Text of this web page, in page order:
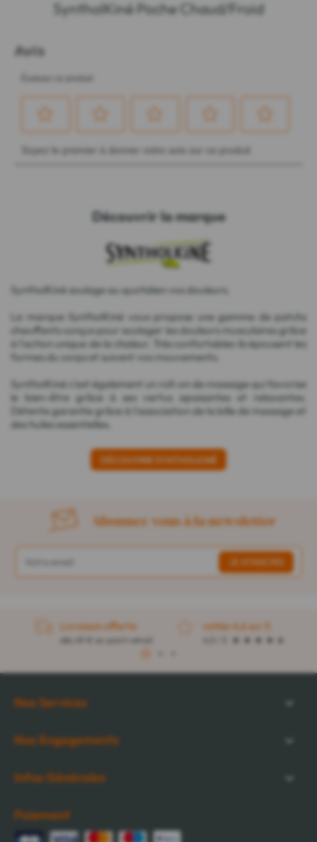
SyntholKiné Poche Chaud/Froid
Découvrir la marque
SyntholKiné soulage au quotidien vos douleurs.
La marque SyntholKiné vous propose une gamme de patchs
chauffants conçus pour soulager les douleurs musculaires grâce
à l'action unique de la chaleur. Très confortables ils épousent les
formes du corps et suivent vos mouvements.
SyntholKiné c'est également un roll-on de massage qui favorise
le bien-être grâce à ses vertus apaisantes et relaxantes.
Détente garantie grâce à l'association de la bille de massage et
des huiles essentielles.
DÉCOUVRIR SYNTHOLKINÉ
Abonnez-vous à la newsletter
Livraison offerte
dès 49 € en point retrait
notée 4,6 sur 5
1
Nos Services
Nos Engagements
Infos Générales
Paiement